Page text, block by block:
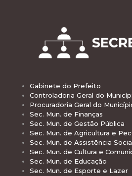
Gabinete do Prefeito
Controladoria Geral do
Procuradoria Geral do
Sec. Mun. de Finanças
Sec. Mun. de Gestão Pública
Sec. Mun. de Agricultura e
Sec. Mun. de Assistência
Sec. Mun. de Cultura e
Sec. Mun. de Educação
Sec. Mun. de Esporte e Lazer